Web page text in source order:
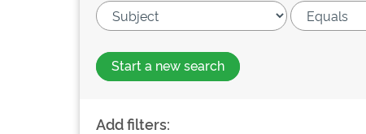
Start a new search
Add filters: